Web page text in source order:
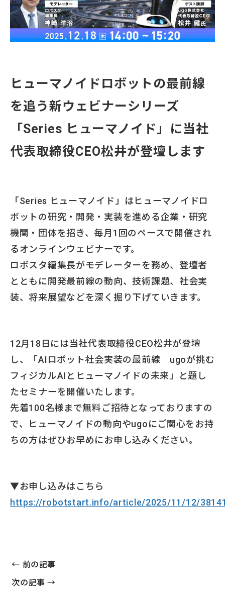
ヒューマノイドロボットの最前線
を追う新ウェビナーシリーズ
「Series ヒューマノイド」に当社
代表取締役CEO松井が登壇します
「Series ヒューマノイド」はヒューマノイドロ
ボットの研究・開発・実装を進める企業・研究
機関・団体を招き、毎月1回のペースで開催され
るオンラインウェビナーです。
ロボスタ編集長がモデレーターを務め、登壇者
とともに開発最前線の動向、技術課題、社会実
装、将来展望などを深く掘り下げていきます。
12月18日には当社代表取締役CEO松井が登壇
し、「AIロボット社会実装の最前線 ugoが挑む
フィジカルAIとヒューマノイドの未来」と題し
たセミナーを開催いたします。
先着100名様まで無料ご招待となっておりますの
で、ヒューマノイドの動向やugoにご関心をお持
ちの方はぜひお早めにお申し込みください。
▼お申し込みはこちら
https://robotstart.info/article/2025/11/12/
← 前の記事
次の記事 →